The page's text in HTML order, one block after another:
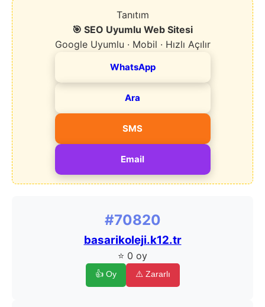
Tanıtım
🎯 SEO Uyumlu Web Sitesi
Google Uyumlu · Mobil · Hızlı Açılır
WhatsApp
Ara
SMS
Email
#70820
basarikoleji.k12.tr
⭐ 0 oy
👍 Oy ⚠️ Zararlı